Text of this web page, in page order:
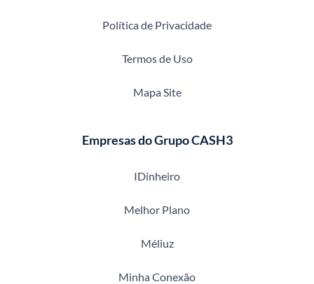
Política de Privacidade
Termos de Uso
Mapa Site
Empresas do Grupo CASH3
IDinheiro
Melhor Plano
Méliuz
Minha Conexão